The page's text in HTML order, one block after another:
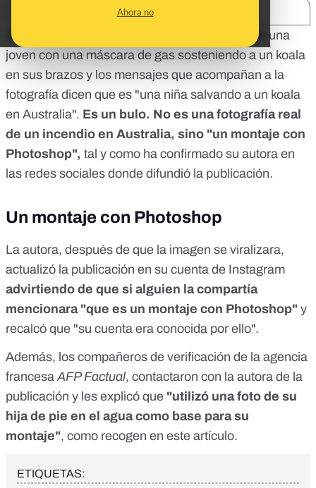
Ahora no
Está circulando en redes sociales la imagen de una
joven con una máscara de gas sosteniendo a un koala
en sus brazos y los mensajes que acompañan a la
fotografía dicen que es "una niña salvando a un koala
en Australia". Es un bulo. No es una fotografía real
de un incendio en Australia, sino "un montaje con
Photoshop", tal y como ha confirmado su autora en
las redes sociales donde difundió la publicación.
Un montaje con Photoshop
La autora, después de que la imagen se viralizara,
actualizó la publicación en su cuenta de Instagram
advirtiendo de que si alguien la compartía
mencionara "que es un montaje con Photoshop" y
recalcó que "su cuenta era conocida por ello".
Además, los compañeros de verificación de la agencia
francesaAFP Factual, contactaron con la autora de la
publicación y les explicó que "utilizó una foto de su
hija de pie en el agua como base para su
montaje", como recogen en este artículo.
ETIQUETAS: